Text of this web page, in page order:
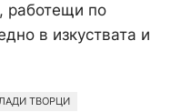
работещи по
в изкуствата и
ТВОРЦИ